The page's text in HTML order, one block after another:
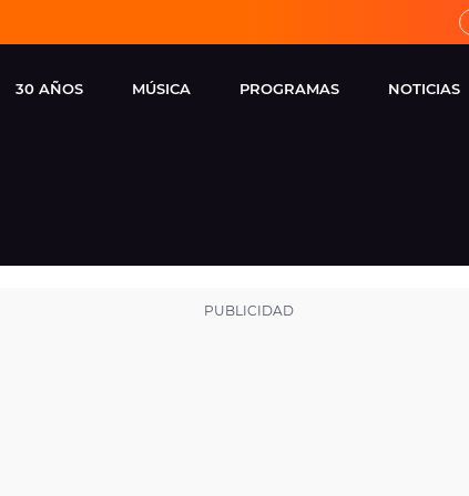
30 AÑOS MÚSICA
FM
PROGRAMAS
VIRALES
NOTICIAS